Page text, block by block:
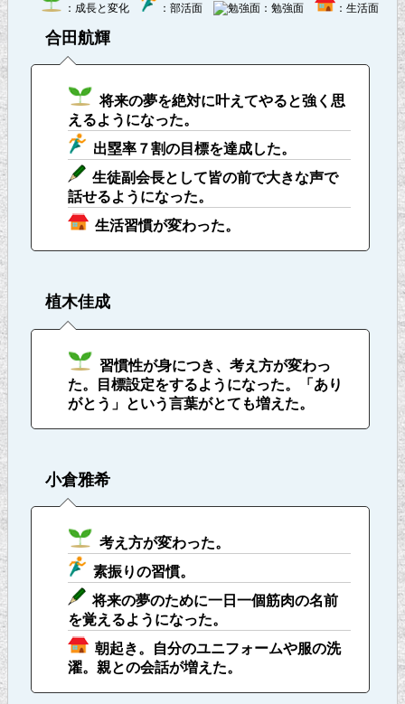
：成長と変化 ：部活面 ：勉強面 ：生活面
合田航輝
将来の夢を絶対に叶えてやると強く思
えるようになった。
出塁率７割の目標を達成した。
生徒副会長として皆の前で大きな声で
話せるようになった。
生活習慣が変わった。
植木佳成
習慣性が身につき、考え方が変わっ
た。目標設定をするようになった。「あり
がとう」という言葉がとても増えた。
小倉雅希
考え方が変わった。
素振りの習慣。
将来の夢のために一日一個筋肉の名前
を覚えるようになった。
朝起き。自分のユニフォームや服の洗
濯。親との会話が増えた。